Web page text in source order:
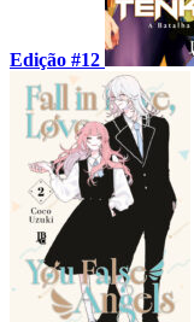
Edição #12